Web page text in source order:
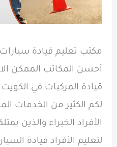
مكتب تعليم قيادة
أحسن المكاتب الممكن
قيادة المركبات في
لكم الكثير من الخدمات
الأفراد الخبراء والذين
لتعليم الأفراد قيادة